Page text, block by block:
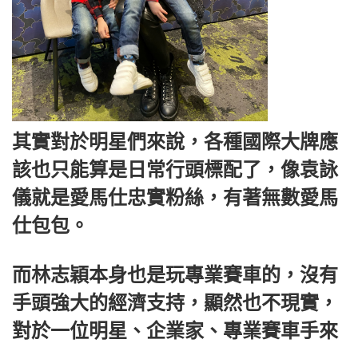
其實對於明星們來說，各種國際大牌應
該也只能算是日常行頭標配了，像袁詠
儀就是愛馬仕忠實粉絲，有著無數愛馬
仕包包。
而林志穎本身也是玩專業賽車的，沒有
手頭強大的經濟支持，顯然也不現實，
對於一位明星、企業家、專業賽車手來